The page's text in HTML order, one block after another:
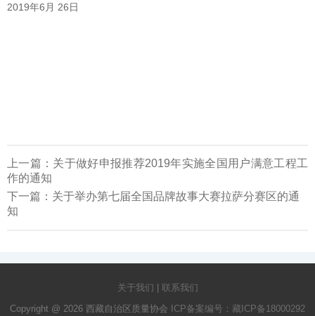
2019年6月 26日
上一篇： 关于做好申报推荐2019年实施全国用户满意工程工
作的通知
下一篇： 关于举办第七届全国品牌故事大赛拉萨分赛区的通
知
关于我们 | 联系我们
Copyright @ 2026 西藏自治区质量协会 ICP备案编号：藏ICP备18000292